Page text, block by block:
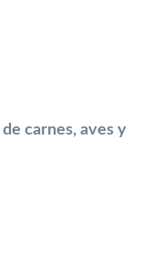
carnes, aves y